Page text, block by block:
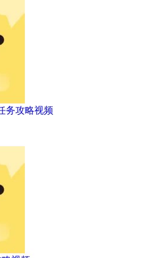
务攻略视频